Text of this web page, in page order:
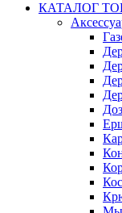
КАТАЛОГ